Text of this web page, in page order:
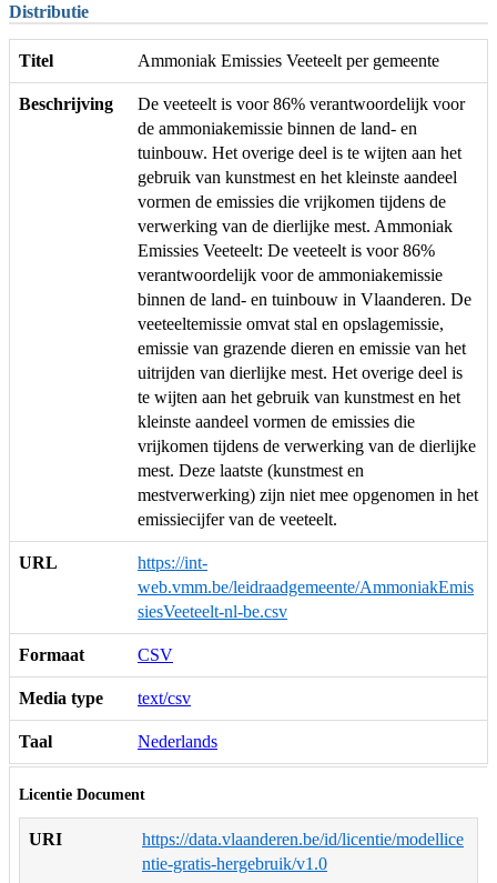
Distributie
Titel Ammoniak Emissies Veeteelt per gemeente
Beschrijving
De veeteelt is voor 86% verantwoordelijk voor
de ammoniakemissie binnen de land- en
tuinbouw. Het overige deel is te wijten aan het
gebruik van kunstmest en het kleinste aandeel
vormen de emissies die vrijkomen tijdens de
verwerking van de dierlijke mest. Ammoniak
Emissies Veeteelt: De veeteelt is voor 86%
verantwoordelijk voor de ammoniakemissie
binnen de land- en tuinbouw in Vlaanderen. De
veeteeltemissie omvat stal en opslagemissie,
emissie van grazende dieren en emissie van het
uitrijden van dierlijke mest. Het overige deel is
te wijten aan het gebruik van kunstmest en het
kleinste aandeel vormen de emissies die
vrijkomen tijdens de verwerking van de dierlijke
mest. Deze laatste (kunstmest en
mestverwerking) zijn niet mee opgenomen in het
emissiecijfer van de veeteelt.
URL
https://int-
web.vmm.be/leidraadgemeente/AmmoniakEmis
siesVeeteelt-nl-be.csv
Formaat CSV
Media type text/csv
Taal Nederlands
Licentie Document
URI
https://data.vlaanderen.be/id/licentie/modellice
ntie-gratis-hergebruik/v1.0